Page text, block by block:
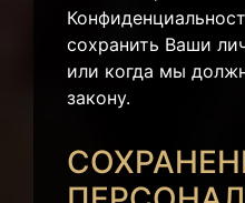
сохранить Ваши
или когда мы
закону.